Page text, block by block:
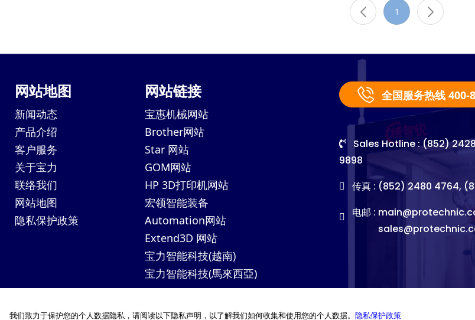
1
网站地图
新闻动态
产品介绍
客户服务
关于宝力
联络我们
网站地图
隐私保护政策
网站链接
宝惠机械网站
Brother网站
Star 网站
GOM网站
HP 3D打印机网站
宏领智能装备
Automation网站
Extend3D 网站
宝力智能科技(越南)
宝力智能科技(馬來西亞)
全国服务热线 400-
Sales Hotline : (852)
9898
传真 : (852) 2480 4764,
电邮 :
我们致力于保护您的个人数据隐私，请阅读以下隐私声明，以了解我们如何收集和使用您的个人数据。 隐私保护政策